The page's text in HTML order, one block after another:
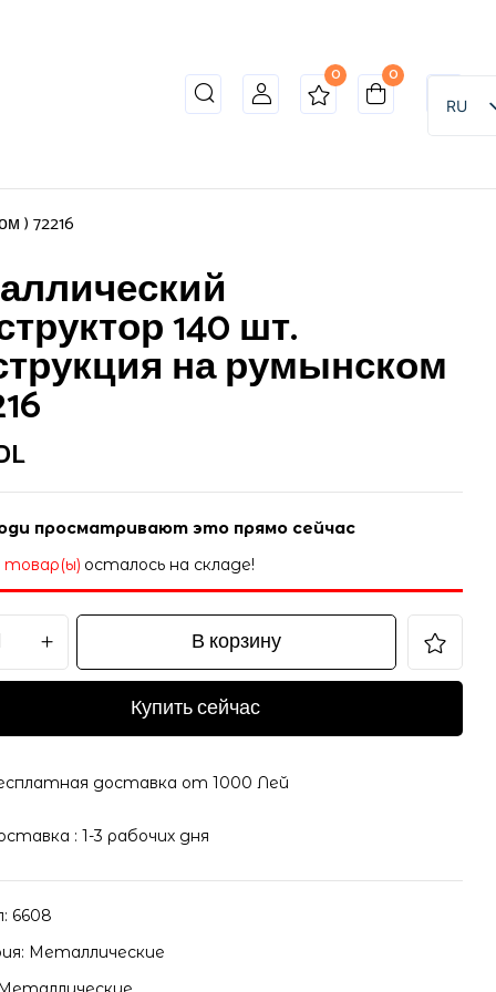
0 0
RU
) 72216
140 шт.
на румынском
просматривают это прямо сейчас
товар(ы) осталось на складе!
В корзину
Купить сейчас
доставка от 1000 Лей
: 1-3 рабочих дня
6608
Металлические